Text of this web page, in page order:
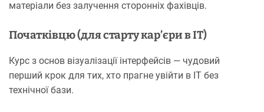
матеріали без залучення сторонніх фахівців.
Початківцю (для старту кар’єри в IT)
Курс з основ візуалізації інтерфейсів — чудовий
перший крок для тих, хто прагне увійти в IT без
технічної бази.